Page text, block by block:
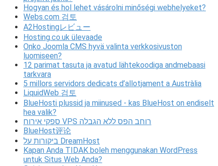
Hogyan és hol lehet vásárolni minőségi webhelyeket?
Webs.com 검토
A2Hostingレビュー
Hosting.co.uk ülevaade
Onko Joomla CMS hyvä valinta verkkosivuston
luomiseen?
12 parimat tasuta ja avatud lähtekoodiga andmebaasi
tarkvara
5 millors servidors dedicats d’allotjament a Austràlia
LiquidWeb 검토
BlueHosti plussid ja miinused - kas BlueHost on endiselt
hea valik?
ספקי אירוח VPS רוחב הפס ללא הגבלה
BlueHost评论
ביקורות על DreamHost
Kapan Anda TIDAK boleh menggunakan WordPress
untuk Situs Web Anda?